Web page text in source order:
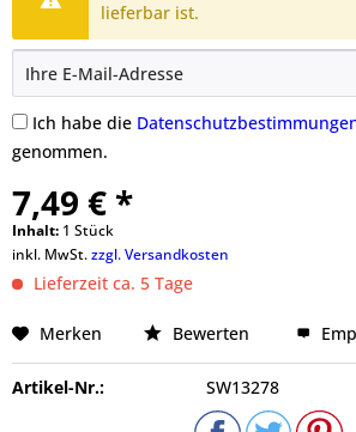
lieferbar ist.
Ich habe die
genommen.
7,49 € *
Inhalt: 1 Stück
inkl. MwSt.zzgl. Versandkosten
Lieferzeit ca. 5 Tage
Merken Bewerten
Artikel-Nr.: SW13278